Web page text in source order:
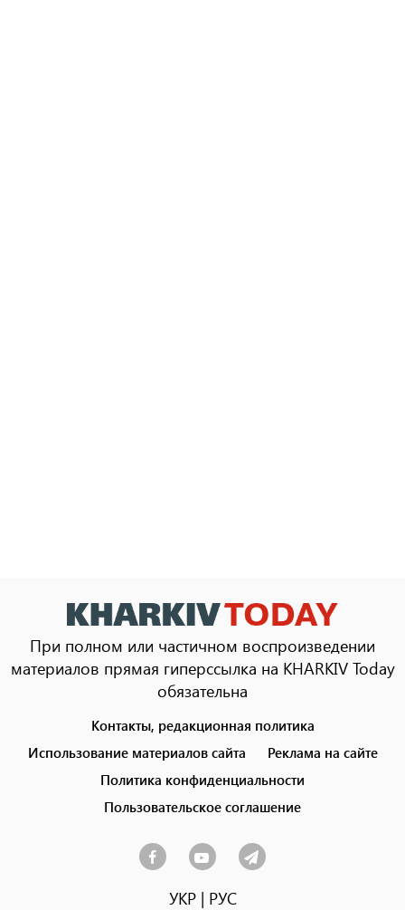
При полном или частичном воспроизведении
материалов прямая гиперссылка на KHARKIV Today
обязательна
menu
Контакты, редакционная политика
Использование материалов сайта
Реклама на сайте
Политика конфиденциальности
Пользовательское соглашение
УКР| РУС